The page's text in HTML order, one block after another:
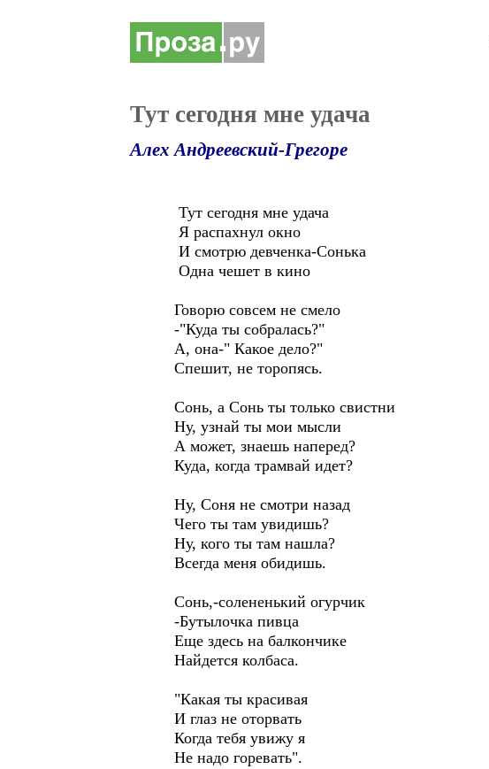
Тут сегодня мне удача
Алех Андреевский-Грегоре
Тут сегодня мне удача
Я распахнул окно
И смотрю девченка-Сонька
Одна чешет в кино
Говорю совсем не смело
-"Куда ты собралась?"
А, она-" Какое дело?"
Спешит, не торопясь.
Сонь, а Сонь ты только свистни
Ну, узнай ты мои мысли
А может, знаешь наперед?
Куда, когда трамвай идет?
Ну, Соня не смотри назад
Чего ты там увидишь?
Ну, кого ты там нашла?
Всегда меня обидишь.
Сонь,-солененький огурчик
-Бутылочка пивца
Еще здесь на балкончике
Найдется колбаса.
"Какая ты красивая
И глаз не оторвать
Когда тебя увижу я
Не надо горевать".